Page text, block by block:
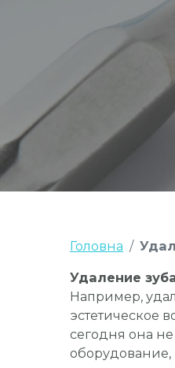
Головна
Удаление
Например,
эстетическое
сегодня она